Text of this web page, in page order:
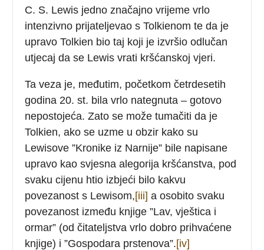
C. S. Lewis jedno značajno vrijeme vrlo
intenzivno prijateljevao s Tolkienom te da je
upravo Tolkien bio taj koji je izvršio odlučan
utjecaj da se Lewis vrati kršćanskoj vjeri.
Ta veza je, međutim, početkom četrdesetih
godina 20. st. bila vrlo nategnuta – gotovo
nepostojeća. Zato se može tumačiti da je
Tolkien, ako se uzme u obzir kako su
Lewisove ”Kronike iz Narnije” bile napisane
upravo kao svjesna alegorija kršćanstva, pod
svaku cijenu htio izbjeći bilo kakvu
povezanost s Lewisom,[iii] a osobito svaku
povezanost između knjige ”Lav, vještica i
ormar” (od čitateljstva vrlo dobro prihvaćene
knjige) i ”Gospodara prstenova”.[iv]